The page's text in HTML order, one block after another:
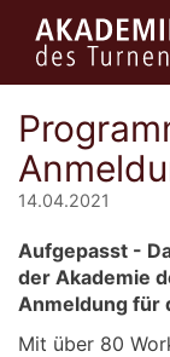
14.04.2021
Aufgepasst -
der Akademie
Anmeldung für
Mit über 80